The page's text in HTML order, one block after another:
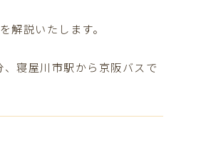
説いたします。
寝屋川市駅から京阪バスで